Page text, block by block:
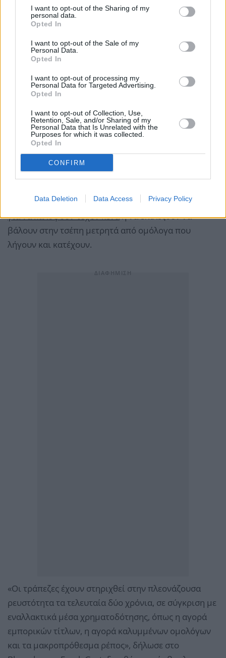
I want to opt-out of the Sharing of my
personal data.
Opted In
I want to opt-out of the Sale of my
Personal Data.
Opted In
I want to opt-out of processing my
Personal Data for Targeted Advertising.
Opted In
I want to opt-out of Collection, Use,
Retention, Sale, and/or Sharing of my
Personal Data that Is Unrelated with the
Purposes for which it was collected.
Opted In
CONFIRM
Data Deletion Data Access Privacy Policy
Οι εναλλακτικές λύσεις
ευρωπαϊκές τράπεζες έχουνστη «φαρέτρα» τους
εναλλακτικές λύσεις, προκειμένου να
χρηματοδοτηθούν και να καλύψουν ρευστότημα και
αποπληρωμή των φθηνών δανείων. Μία από αυτές
είναι η αγορά των repos, όπου οι επιχειρήσεις
μπορούν επίσης να στραφούν στις αγορές ομολόγων
για να καλύψουν τυχόν κενάή να επιλέξουν να
βάλουν στην τσέπη μετρητά από ομόλογα που
λήγουν και κατέχουν.
«Οι τράπεζες έχουν στηριχθεί στην πλεονάζουσα
ρευστότητα τα τελευταία δύο χρόνια, σε σύγκριση με
εναλλακτικά μέσα χρηματοδότησης, όπως η αγορά
εμπορικών τίτλων, η αγορά καλυμμένων ομολόγων
και τα μακροπρόθεσμα ρέπος», δήλωσε στο